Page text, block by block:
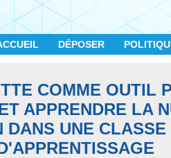
DÉPOSER
COMME OUTIL
APPRENDRE LA
DANS UNE